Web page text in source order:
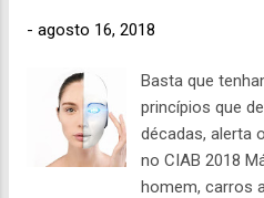
Portabillis
2010. Para que
novas
melhorias,
municípios, em
- agosto 16, 2018
Basta que
princípios que
décadas, alerta
no CIAB 2018
homem, carros